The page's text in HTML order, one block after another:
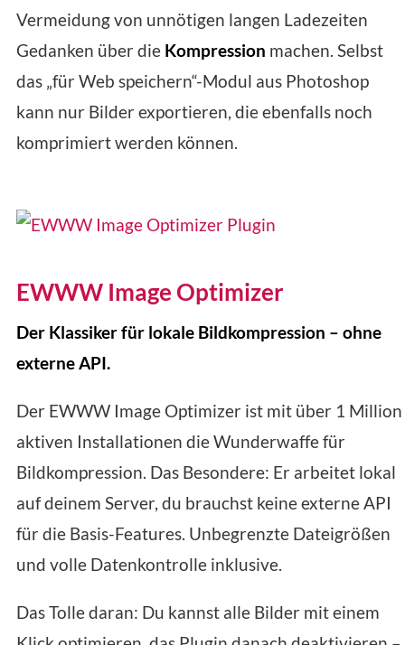
Vermeidung von unnötigen langen Ladezeiten
Gedanken über die Kompression machen. Selbst
das „für Web speichern“-Modul aus Photoshop
kann nur Bilder exportieren, die ebenfalls noch
komprimiert werden können.
EWWW Image Optimizer
Der Klassiker für lokale Bildkompression – ohne
externe API.
Der EWWW Image Optimizer ist mit über 1 Million
aktiven Installationen die Wunderwaffe für
Bildkompression. Das Besondere: Er arbeitet lokal
auf deinem Server, du brauchst keine externe API
für die Basis-Features. Unbegrenzte Dateigrößen
und volle Datenkontrolle inklusive.
Das Tolle daran: Du kannst alle Bilder mit einem